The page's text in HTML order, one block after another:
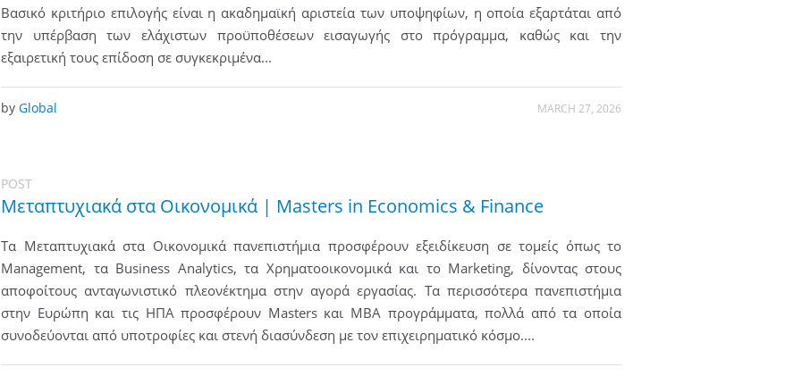
Βασικό κριτήριο επιλογής είναι η ακαδημαϊκή αριστεία των υποψηφίων, η οποία εξαρτάται από
την υπέρβαση των ελάχιστων προϋποθέσεων εισαγωγής στο πρόγραμμα, καθώς και την
εξαιρετική τους επίδοση σε συγκεκριμένα...
MARCH 27, 2026
byGlobal
POST
Μεταπτυχιακά στα Οικονομικά | Masters in Economics & Finance
Τα Μεταπτυχιακά στα Οικονομικά πανεπιστήμια προσφέρουν εξειδίκευση σε τομείς όπως το
Management, τα Business Analytics, τα Χρηματοοικονομικά και το Marketing, δίνοντας στους
αποφοίτους ανταγωνιστικό πλεονέκτημα στην αγορά εργασίας. Τα περισσότερα πανεπιστήμια
στην Ευρώπη και τις ΗΠΑ προσφέρουν Masters και ΜΒΑ προγράμματα, πολλά από τα οποία
συνοδεύονται από υποτροφίες και στενή διασύνδεση με τον επιχειρηματικό κόσμο....